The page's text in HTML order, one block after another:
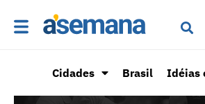
Cidades Brasil Idéias